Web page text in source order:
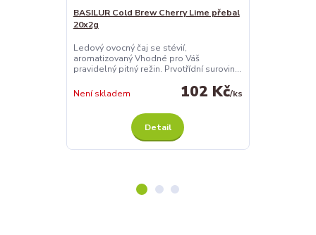
BASILUR Cold Brew Cherry Lime přebal
20x2g
Ledový ovocný čaj se stévií,
aromatizovaný Vhodné pro Váš
pravidelný pitný režin. Prvotřídní surovin...
102 Kč/ks
Není skladem
Detail